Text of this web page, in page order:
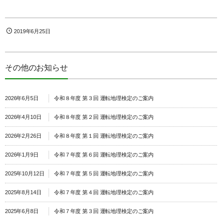
2019年6月25日
その他のお知らせ
2026年6月5日 令和８年度 第３回 運転地理検定のご案内
2026年4月10日 令和８年度 第２回 運転地理検定のご案内
2026年2月26日 令和８年度 第１回 運転地理検定のご案内
2026年1月9日 令和７年度 第６回 運転地理検定のご案内
2025年10月12日 令和７年度 第５回 運転地理検定のご案内
2025年8月14日 令和７年度 第４回 運転地理検定のご案内
2025年6月8日 令和７年度 第３回 運転地理検定のご案内